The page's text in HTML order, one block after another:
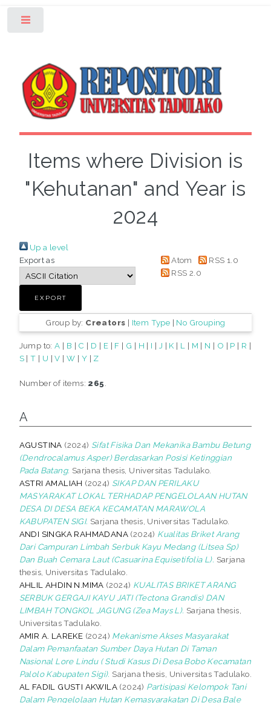
Items where Division is
"Kehutanan" and Year is
2024
Up a level
Export as
Atom
RSS 1.0
RSS 2.0
Group by: Creators | Item Type | No Grouping
Jump to:A | B | C | D | E | F | G | H | I | J | K | L | M | N | O | P | R |
S |T | U |V |W | Y | Z
Number of items: 265
A
AGUSTINA (2024) Sifat Fisika Dan Mekanika Bambu Betung
(Dendrocalamus Asper) Berdasarkan Posisi Ketinggian
Pada Batang. Sarjana thesis, Universitas Tadulako.
ASTRI AMALIAH (2024) SIKAP DAN PERILAKU
MASYARAKAT LOKAL TERHADAP PENGELOLAAN HUTAN
DESA DI DESA BEKA KECAMATAN MARAWOLA
KABUPATEN SIGI. Sarjana thesis, Universitas Tadulako.
ANDI SINGKA RAHMADANA (2024) Kualitas Briket Arang
Dari Campuran Limbah Serbuk Kayu Medang (Litsea Sp)
Dan Buah Cemara Laut (Casuarina Equisetifolia L). Sarjana
thesis, Universitas Tadulako.
AHLIL AHDIN N.MIMA (2024) KUALITAS BRIKET ARANG
SERBUK GERGAJI KAYU JATI (Tectona Grandis) DAN
LIMBAH TONGKOL JAGUNG (Zea Mays L). Sarjana thesis,
Universitas Tadulako.
AMIR A. LAREKE (2024) Mekanisme Akses Masyarakat
Dalam Pemanfaatan Sumber Daya Hutan Di Taman
Nasional Lore Lindu ( Studi Kasus Di Desa Bobo Kecamatan
Palolo Kabupaten Sigi). Sarjana thesis, Universitas Tadulako.
AL FADIL GUSTI AKWILA (2024) Partisipasi Kelompok Tani
Dalam Pengelolaan Hutan Kemasyarakatan Di Desa Bale